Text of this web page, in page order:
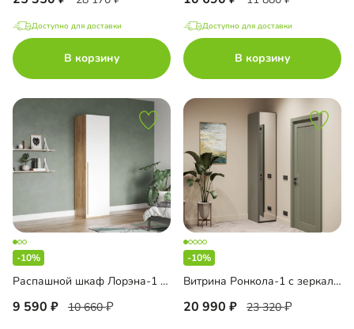
Доступно для доставки
В корзину
Доступно для доставки
В корзину
-10%
Распашной шкаф Лорэна-1 Эко
9 590 10 660
-10%
Витрина Ронкола-1 с зеркалом
20 990 23 320